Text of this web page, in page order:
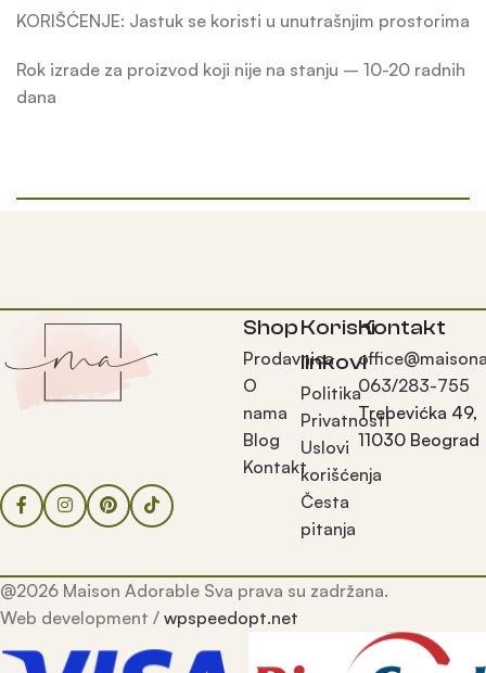
KORIŠĆENJE: Jastuk se koristi u unutrašnjim prostorima
Rok izrade za proizvod koji nije na stanju – 10-20 radnih
dana
Shop
Prodavnica
O
nama
Blog
Kontakt
Korisni
linkovi
Politika
Privatnosti
Uslovi
korišćenja
Česta
pitanja
Kontakt
063/283-755
Trebevićka 49,
11030 Beograd
@2026 Maison Adorable Sva prava su zadržana.
Web development / wpspeedopt.net